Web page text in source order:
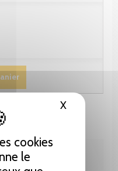
cookies
le
XMasquer